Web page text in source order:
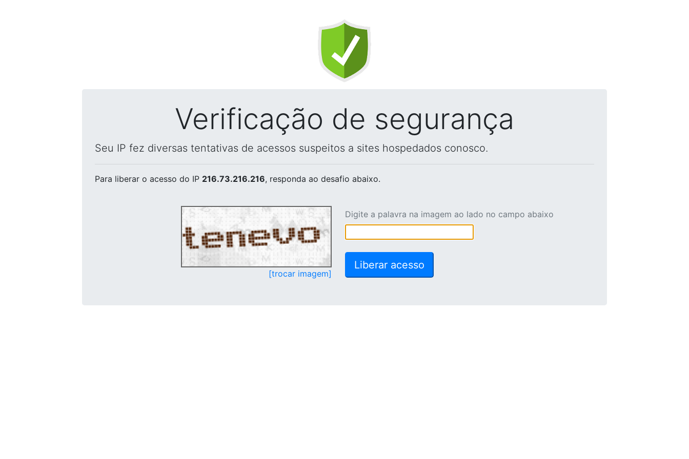
Verificação de segurança
Seu IP fez diversas tentativas de acessos suspeitos a sites hospedados conosco.
Para liberar o acesso do IP 216.73.216.216, responda ao desafio abaixo.
[trocar imagem]
Digite a palavra na imagem ao lado no campo abaixo